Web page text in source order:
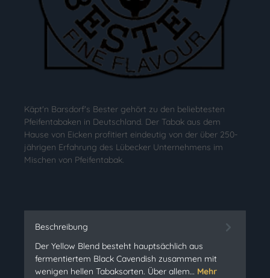
Käpt'n Barsdorf's Bester gehört zu den beliebtesten
Pfeifentabaken in Deutschland. Der Tabak aus dem
Hause von Eicken profitiert eindeutig von der über 250-
jährigen Erfahrung des Lübecker Unternehmens im
Mischen von Pfeifentabak.
Beschreibung
Der Yellow Blend besteht hauptsächlich aus
fermentiertem Black Cavendish zusammen mit
wenigen hellen Tabaksorten. Über allem… Mehr